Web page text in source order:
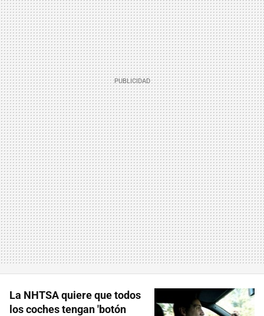
La NHTSA quiere que todos
los coches tengan 'botón